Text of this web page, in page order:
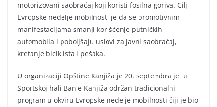
motorizovani saobraćaj koji koristi fosilna goriva. Cilj
Evropske nedelje mobilnosti je da se promotivnim
manifestacijama smanji korišćenje putničkih
automobila i poboljšaju uslovi za javni saobraćaj,
kretanje biciklista i pešaka.
U organizaciji Opštine Kanjiža je 20. septembra je u
Sportskoj hali Banje Kanjiža održan tradicionalni
program u okviru Evropske nedelje mobilnosti čiji je bio